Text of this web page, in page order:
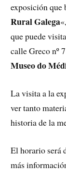
exposición
Rural Galega
que puede
calle Greco nº
Museo do
La visita a la
ver tanto
historia de la
El horario será
más